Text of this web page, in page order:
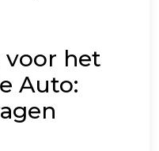
voor het
Auto: